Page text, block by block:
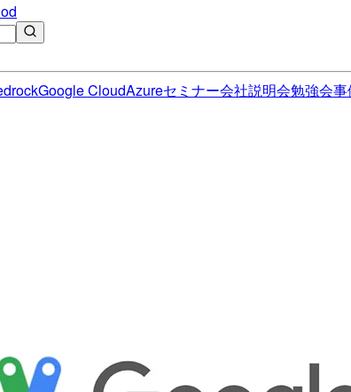
Google CloudAzureセミナー会社説明会勉強会事